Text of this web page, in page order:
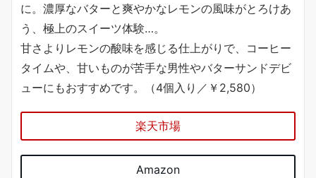
に。濃厚なバターと爽やかなレモンの風味がとろけあ
う、極上のスイーツ体験…。
甘さよりレモンの酸味を感じる仕上がりで、コーヒー
タイムや、甘いものが苦手な男性やバターサンドデビ
ューにもおすすめです。（4個入り／￥2,580）
楽天市場
Amazon